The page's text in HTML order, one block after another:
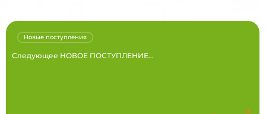
Следующее НОВОЕ ПОСТУПЛЕНИЕ...
Новые поступления